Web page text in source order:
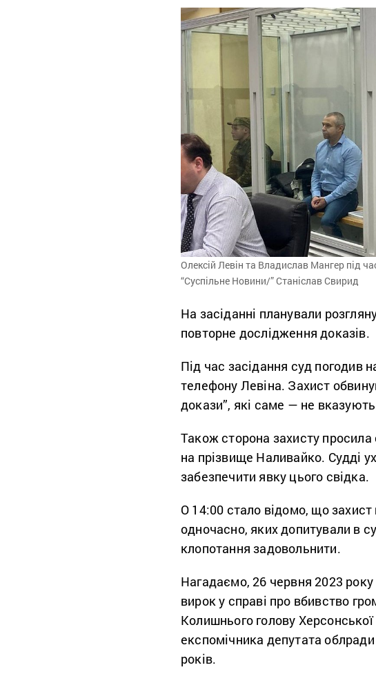
Олексій Левін та Владислав Мангер під
“Суспільне Новини/” Станіслав Свирид
На засіданні планували
повторне дослідження доказів.
Під час засідання суд погодив
телефону Левіна. Захист
докази”, які саме — не
Також сторона захисту
на прізвище Наливайко. Судді
забезпечити явку цього свідка.
О 14:00 стало відомо, що захист
одночасно, яких допитували в
клопотання задовольнити.
Нагадаємо, 26 червня 2023
вирок у справі про вбивство
Колишнього голову
експомічника депутата облради
років.